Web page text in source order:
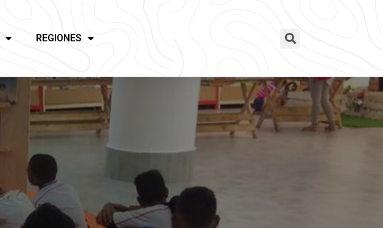
REGIONES